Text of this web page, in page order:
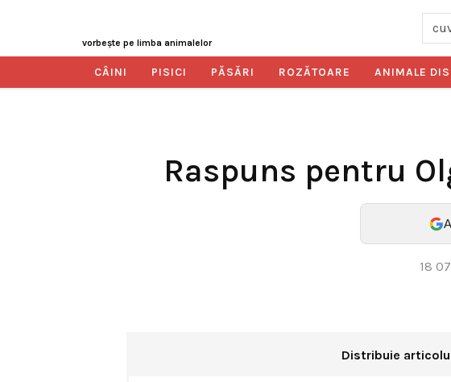
vorbeşte pe limba animalelor
CÂINI PISICI PĂSĂRI ROZĂTOARE ANIMALE
Raspuns pentru
18
Distribuie